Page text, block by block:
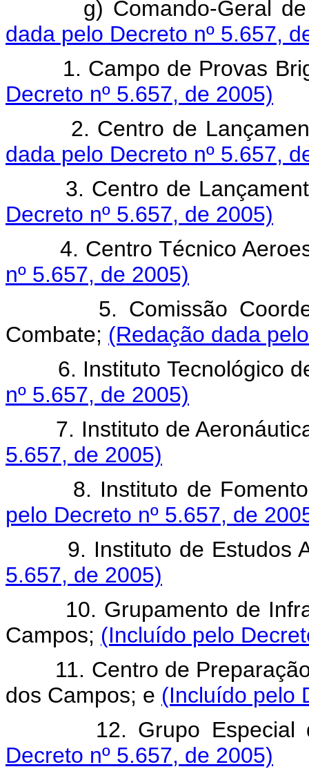
g) Comando-Geral
dada pelo Decreto nº 5.657,
1. Campo de Provas
Decreto nº 5.657, de 2005)
2. Centro de
dada pelo Decreto nº 5.657,
3. Centro de
Decreto nº 5.657, de 2005)
4. Centro Técnico
nº 5.657, de 2005)
5. Comissão
Combate; (Redação dada
6. Instituto Tecnológico
nº 5.657, de 2005)
7. Instituto de
5.657, de 2005)
8. Instituto de Fomento
pelo Decreto nº 5.657, de
9. Instituto de Estudos
5.657, de 2005)
10. Grupamento de Infra-
Campos; (Incluído pelo
11. Centro de Preparação
dos Campos; e (Incluído pelo
12. Grupo Especial
Decreto nº 5.657, de 2005)